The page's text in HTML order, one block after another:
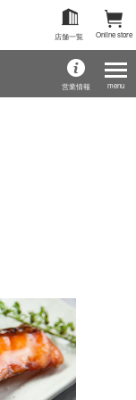
Online store
店舗一覧
営業情報 menu